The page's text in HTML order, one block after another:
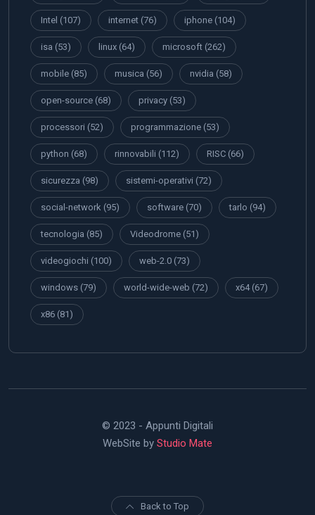
Intel (107) internet (76) iphone (104)
isa (53) linux (64) microsoft (262)
mobile (85) musica (56) nvidia (58)
open-source (68) privacy (53)
processori (52) programmazione (53)
python (68) rinnovabili (112) RISC (66)
sicurezza (98) sistemi-operativi (72)
social-network (95) software (70) tarlo (94)
tecnologia (85) Videodrome (51)
videogiochi (100) web-2.0 (73)
windows (79) world-wide-web (72) x64(67)
x86 (81)
© 2023 - Appunti Digitali
WebSite by Studio Mate
Back to Top